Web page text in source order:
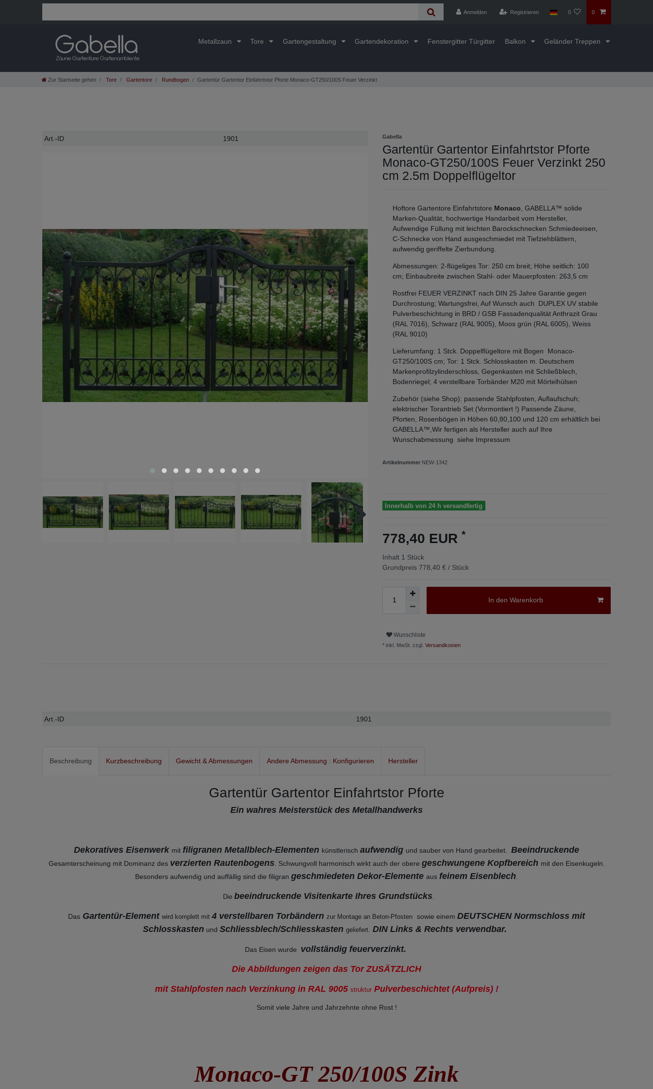
Anmelden Registrieren 0 0
Metallzaun Tore Gartengestaltung Gartendekoration Fenstergitter Türgitter Balkon Geländer Treppen
Zur Startseite gehen Tore Gartentore Rundbogen Gartentür Gartentor Einfahrtstor Pforte Monaco-GT250/100S Feuer Verzinkt
Technisches
Wert
Art.-ID 1901 Gabella
Gartentür Gartentor Einfahrtstor Pforte
Monaco-GT250/100S Feuer Verzinkt 250
cm 2.5m Doppelflügeltor
Hoftore Gartentore Einfahrtstore Monaco , GABELLA™ solide
Marken-Qualität, hochwertige Handarbeit vom Hersteller,
Aufwendige Füllung mit leichten Barockschnecken Schmiedeeisen,
C-Schnecke von Hand ausgeschmiedet mit Tiefziehblättern,
aufwendig geriffelte Zierbundung.
Abmessungen: 2-flügeliges Tor: 250 cm breit; Höhe seitlich: 100
cm; Einbaubreite zwischen Stahl- oder Mauerpfosten: 263,5 cm
Rostfrei FEUER VERZINKT nach DIN 25 Jahre Garantie gegen
Durchrostung; Wartungsfrei, Auf Wunsch auch DUPLEX UV stabile
Pulverbeschichtung in BRD / GSB Fassadenqualität Anthrazit Grau
(RAL 7016), Schwarz (RAL 9005), Moos grün (RAL 6005), Weiss
(RAL 9010)
Lieferumfang: 1 Stck. Doppelflügeltore mit Bogen Monaco-
GT250/100S cm; Tor: 1 Stck. Schlosskasten m. Deutschem
Markenprofilzylinderschloss, Gegenkasten mit Schließblech,
Bodenriegel; 4 verstellbare Torbänder M20 mit Mörtelhülsen
Zubehör (siehe Shop): passende Stahlpfosten, Auflaufschuh;
elektrischer Torantrieb Set (Vormontiert !) Passende Zäune,
Pforten, Rosenbögen in Höhen 60,80,100 und 120 cm erhältlich bei
GABELLA™,Wir fertigen als Hersteller auch auf Ihre
Wunschabmessung siehe Impressum
Artikelnummer NEW-1342
Innerhalb von 24 h versandfertig
778,40 EUR *
Inhalt 1 Stück
Grundpreis 778,40 € / Stück
In den Warenkorb
Wunschliste
* inkl. MwSt. zzgl. Versandkosten
Technisches
Wert
Art.-ID 1901
Beschreibung Kurzbeschreibung Gewicht & Abmessungen Andere Abmessung : Konfigurieren Hersteller
Gartentür Gartentor Einfahrtstor Pforte
Ein wahres Meisterstück des Metallhandwerks
Dekoratives Eisenwerk mit filigranen Metallblech-Elementen künstlerisch aufwendig und sauber von Hand gearbeitet. Beeindruckende
Gesamterscheinung mit Dominanz des verzierten Rautenbogens. Schwungvoll harmonisch wirkt auch der obere geschwungene Kopfbereich mit den Eisenkugeln.
Besonders aufwendig und auffällig sind die filigran geschmiedeten Dekor-Elemente aus feinem Eisenblech.
Die beeindruckende Visitenkarte Ihres Grundstücks.
Das Gartentür-Element wird komplett mit 4 verstellbaren Torbändern zur Montage an Beton-Pfosten sowie einem DEUTSCHEN Normschloss mit
Schlosskasten und Schliessblech/Schliesskasten geliefert. DIN Links & Rechts verwendbar.
Das Eisen wurde vollständig feuerverzinkt.
Die Abbildungen zeigen das Tor ZUSÄTZLICH
mit Stahlpfosten nach Verzinkung in RAL 9005 strukturPulverbeschichtet (Aufpreis) !
Somit viele Jahre und Jahrzehnte ohne Rost !
Monaco-GT 250/100S Zink